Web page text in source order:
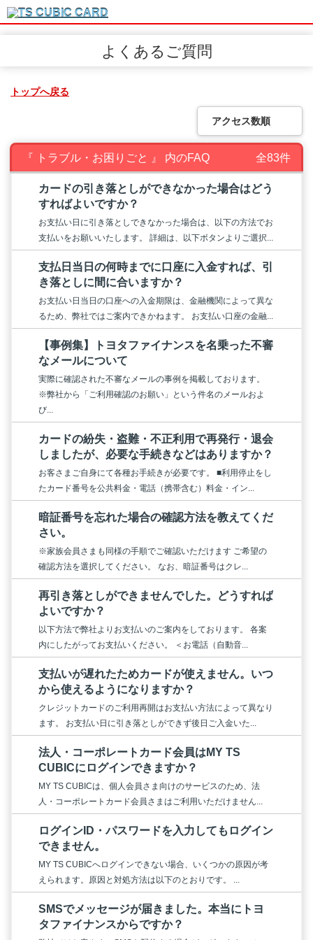
よくあるご質問
トップへ戻る
アクセス数順
『 トラブル・お困りごと 』 内のFAQ 全83件
カードの引き落としができなかった場合はどう
すればよいですか？
お支払い日に引き落としできなかった場合は、以下の方法でお
支払いをお願いいたします。 詳細は、以下ボタンよりご選択...
支払日当日の何時までに口座に入金すれば、引
き落としに間に合いますか？
お支払い日当日の口座への入金期限は、金融機関によって異な
るため、弊社ではご案内できかねます。 お支払い口座の金融...
【事例集】トヨタファイナンスを名乗った不審
なメールについて
実際に確認された不審なメールの事例を掲載しております。
※弊社から「ご利用確認のお願い」という件名のメールおよ
び...
カードの紛失・盗難・不正利用で再発行・退会
しましたが、必要な手続きなどはありますか？
お客さまご自身にて各種お手続きが必要です。 ■利用停止をし
たカード番号を公共料金・電話（携帯含む）料金・イン...
暗証番号を忘れた場合の確認方法を教えてくだ
さい。
※家族会員さまも同様の手順でご確認いただけます ご希望の
確認方法を選択してください。 なお、暗証番号はクレ...
再引き落としができませんでした。どうすれば
よいですか？
以下方法で弊社よりお支払いのご案内をしております。 各案
内にしたがってお支払いください。 ＜お電話（自動音...
支払いが遅れたためカードが使えません。いつ
から使えるようになりますか？
クレジットカードのご利用再開はお支払い方法によって異なり
ます。 お支払い日に引き落としができず後日ご入金いた...
法人・コーポレートカード会員はMY TS
CUBICにログインできますか？
MY TS CUBICは、個人会員さま向けのサービスのため、法
人・コーポレートカード会員さまはご利用いただけません...
ログインID・パスワードを入力してもログイン
できません。
MY TS CUBICへログインできない場合、いくつかの原因が考
えられます。原因と対処方法は以下のとおりです。 ...
SMSでメッセージが届きました。本当にトヨ
タファイナンスからですか？